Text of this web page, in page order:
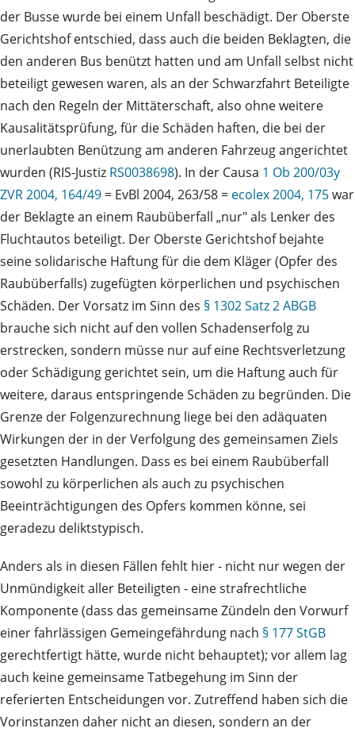
der Busse wurde bei einem Unfall beschädigt. Der Oberste
Gerichtshof entschied, dass auch die beiden Beklagten, die
den anderen Bus benützt hatten und am Unfall selbst nicht
beteiligt gewesen waren, als an der Schwarzfahrt Beteiligte
nach den Regeln der Mittäterschaft, also ohne weitere
Kausalitätsprüfung, für die Schäden haften, die bei der
unerlaubten Benützung am anderen Fahrzeug angerichtet
wurden (RIS-Justiz RS0038698). In der Causa 1 Ob 200/03y
ZVR 2004, 164/49 = EvBl 2004, 263/58 = ecolex 2004, 175war
der Beklagte an einem Raubüberfall „nur" als Lenker des
Fluchtautos beteiligt. Der Oberste Gerichtshof bejahte
seine solidarische Haftung für die dem Kläger (Opfer des
Raubüberfalls) zugefügten körperlichen und psychischen
Schäden. Der Vorsatz im Sinn des § 1302 Satz 2 ABGB
brauche sich nicht auf den vollen Schadenserfolg zu
erstrecken, sondern müsse nur auf eine Rechtsverletzung
oder Schädigung gerichtet sein, um die Haftung auch für
weitere, daraus entspringende Schäden zu begründen. Die
Grenze der Folgenzurechnung liege bei den adäquaten
Wirkungen der in der Verfolgung des gemeinsamen Ziels
gesetzten Handlungen. Dass es bei einem Raubüberfall
sowohl zu körperlichen als auch zu psychischen
Beeinträchtigungen des Opfers kommen könne, sei
geradezu deliktstypisch.
Anders als in diesen Fällen fehlt hier - nicht nur wegen der
Unmündigkeit aller Beteiligten - eine strafrechtliche
Komponente (dass das gemeinsame Zündeln den Vorwurf
einer fahrlässigen Gemeingefährdung nach § 177 StGB
gerechtfertigt hätte, wurde nicht behauptet); vor allem lag
auch keine gemeinsame Tatbegehung im Sinn der
referierten Entscheidungen vor. Zutreffend haben sich die
Vorinstanzen daher nicht an diesen, sondern an der